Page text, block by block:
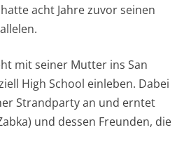
acht Jahre zuvor seinen
mit seiner Mutter ins San
High School einleben. Dabei
Strandparty an und erntet
und dessen Freunden, die